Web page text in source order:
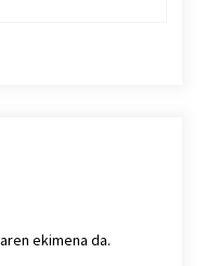
ekimena da.